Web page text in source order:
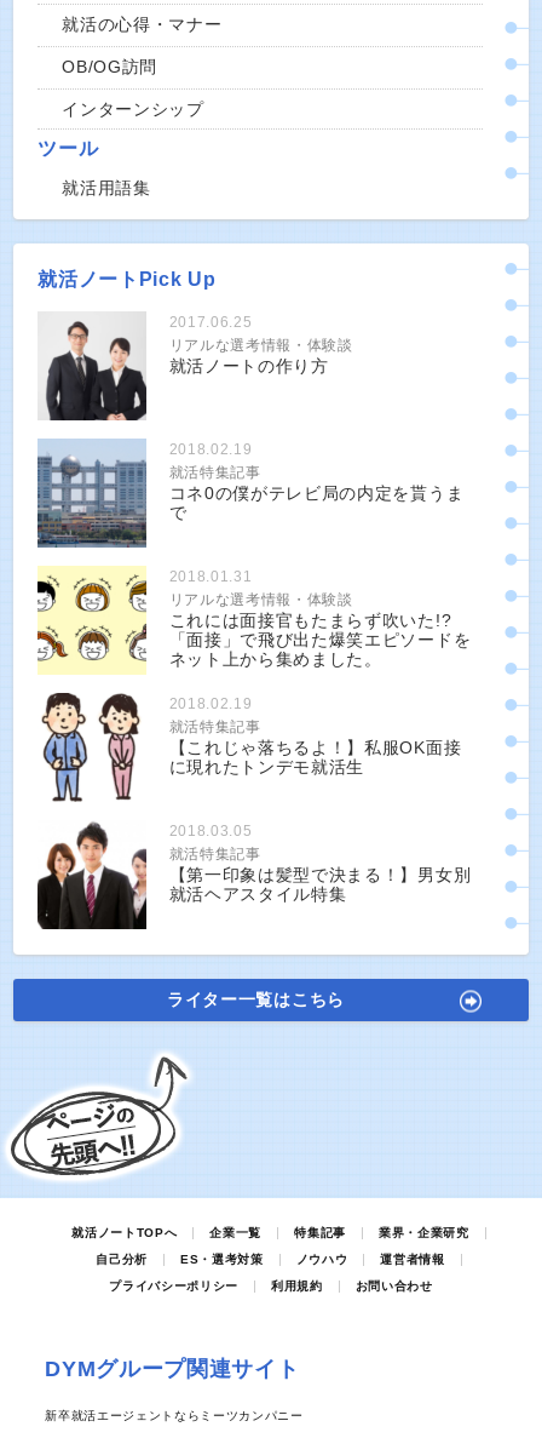
就活の心得・マナー
OB/OG訪問
インターンシップ
ツール
就活用語集
就活ノートPick Up
2017.06.25
リアルな選考情報・体験談
就活ノートの作り方
2018.02.19
就活特集記事
コネ0の僕がテレビ局の内定を貰うま
で
2018.01.31
リアルな選考情報・体験談
これには面接官もたまらず吹いた!?
「面接」で飛び出た爆笑エピソードを
ネット上から集めました。
2018.02.19
就活特集記事
【これじゃ落ちるよ！】私服OK面接
に現れたトンデモ就活生
2018.03.05
就活特集記事
【第一印象は髪型で決まる！】男女別
就活ヘアスタイル特集
ライター一覧はこちら
就活ノートTOPへ 企業一覧 特集記事
業界・企業研究
自己分析
ES・選考対策 ノウハウ
運営者情報
プライバシーポリシー
利用規約 お問い合わせ
DYMグループ関連サイト
新卒就活エージェントならミーツカンパニー